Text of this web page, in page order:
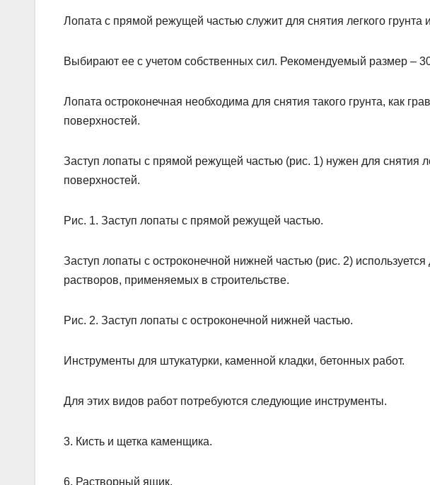
Лопата с прямой режущей частью служит для снятия легкого
Выбирают ее с учетом собственных сил. Рекомендуемый размер –
Лопата остроконечная необходима для снятия такого грунта, как
поверхностей.
Заступ лопаты с прямой режущей частью (рис. 1) нужен для снятия
поверхностей.
Рис. 1. Заступ лопаты с прямой режущей частью.
Заступ лопаты с остроконечной нижней частью (рис. 2)
растворов, применяемых в строительстве.
Рис. 2. Заступ лопаты с остроконечной нижней частью.
Инструменты для штукатурки, каменной кладки, бетонных работ.
Для этих видов работ потребуются следующие инструменты.
3. Кисть и щетка каменщика.
6. Растворный ящик.